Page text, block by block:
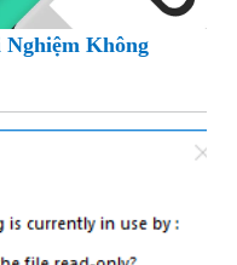
Nghiệm Không